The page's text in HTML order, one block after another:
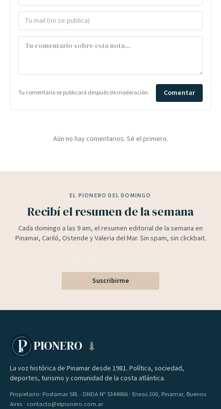
Tu comentario se publicará después de moderación. Comentar
Aún no hay comentarios. Sé el primero.
EL PIONERO DEL DOMINGO
Recibí el resumen de la semana
Cada domingo a las 9 am, el resumen editorial de la semana en
Pinamar, Cariló, Ostende y Valeria del Mar. Sin spam, sin clickbait.
Suscribirme
PIONERO
La voz histórica de Pinamar desde 1981. Política, sociedad,
deportes, turismo y comunidad de la costa atlántica.
Propietario: Postamar SRL · DNDA Nº 5344866 · Eneas 200, Pinamar, Buenos
Aires · contacto@elpionero.com.ar